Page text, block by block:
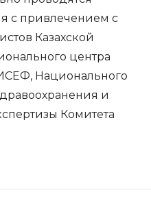
с привлечением с
Казахской
центра
Национального
и
Комитета